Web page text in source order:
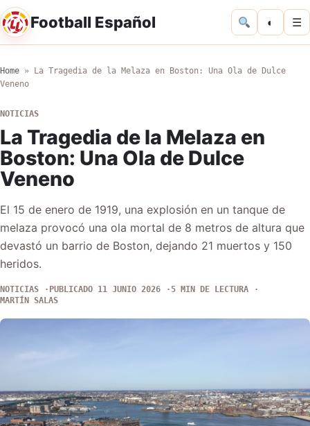
Football Español ◐ ☰
Home »
La Tragedia de la Melaza en Boston: Una Ola de Dulce
Veneno
NOTICIAS
La Tragedia de la Melaza en
Boston: Una Ola de Dulce
Veneno
El 15 de enero de 1919, una explosión en un tanque de
melaza provocó una ola mortal de 8 metros de altura que
devastó un barrio de Boston, dejando 21 muertos y 150
heridos.
NOTICIAS PUBLICADO 11 JUNIO 2026
5 MIN DE LECTURA
MARTÍN SALAS